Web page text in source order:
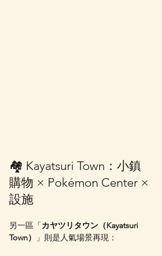
🏘 Kayatsuri Town：小鎮
購物 × Pokémon Center ×
設施
另一區「カヤツリタウン（Kayatsuri
Town）
」則是人氣場景再現：